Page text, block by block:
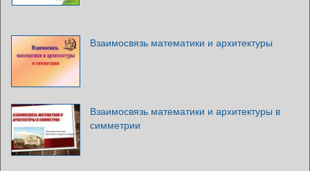
Взаимосвязь математики и архитектуры
Взаимосвязь математики и архитектуры в
симметрии